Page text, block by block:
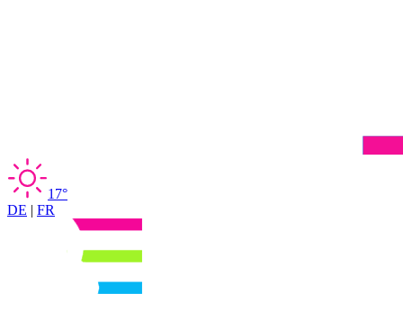
17°
DE | FR